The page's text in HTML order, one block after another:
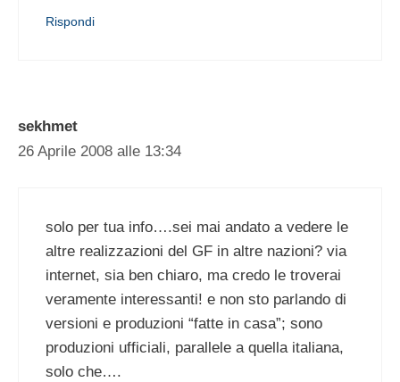
Rispondi
sekhmet
26 Aprile 2008 alle 13:34
solo per tua info….sei mai andato a vedere le
altre realizzazioni del GF in altre nazioni? via
internet, sia ben chiaro, ma credo le troverai
veramente interessanti! e non sto parlando di
versioni e produzioni “fatte in casa”; sono
produzioni ufficiali, parallele a quella italiana,
solo che….